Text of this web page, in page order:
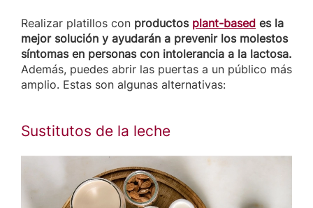
Realizar platillos con productos plant-based es la
mejor solución y ayudarán a prevenir los molestos
síntomas en personas con intolerancia a la lactosa.
Además, puedes abrir las puertas a un público más
amplio. Estas son algunas alternativas:
Sustitutos de la leche